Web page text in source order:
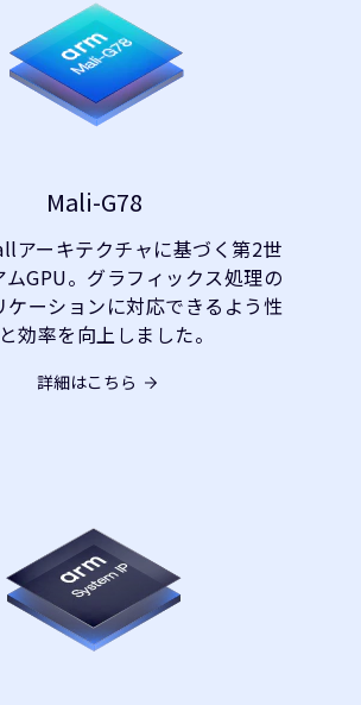
Mali-G78
アーキテクチャに基づく第2世
GPU。グラフィックス処理の
ケーションに対応できるよう性
効率を向上しました。
詳細はこちら